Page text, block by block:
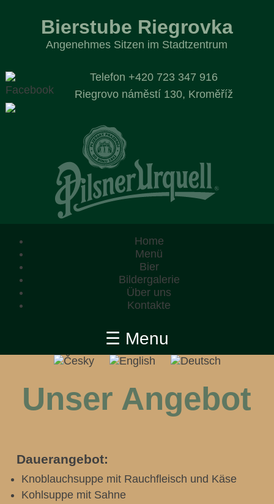
Bierstube Riegrovka
Angenehmes Sitzen im Stadtzentrum
Telefon +420 723 347 916
Riegrovo náměstí 130, Kroměříž
Home
Menü
Bier
Bildergalerie
Über uns
Kontakte
☰ Menu
Unser Angebot
Dauerangebot:
Knoblauchsuppe mit Rauchfleisch und Käse
Kohlsuppe mit Sahne